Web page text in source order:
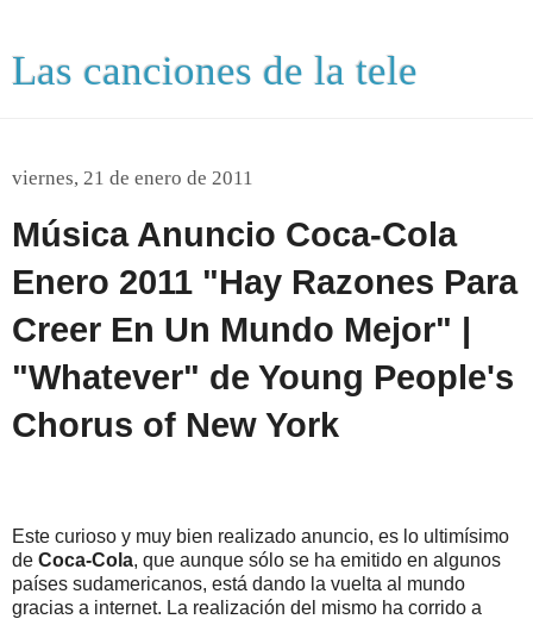
Las canciones de la tele
viernes, 21 de enero de 2011
Música Anuncio Coca-Cola
Enero 2011 "Hay Razones Para
Creer En Un Mundo Mejor" |
"Whatever" de Young People's
Chorus of New York
Este curioso y muy bien realizado anuncio, es lo ultimísimo
de Coca-Cola, que aunque sólo se ha emitido en algunos
países sudamericanos, está dando la vuelta al mundo
gracias a internet. La realización del mismo ha corrido a